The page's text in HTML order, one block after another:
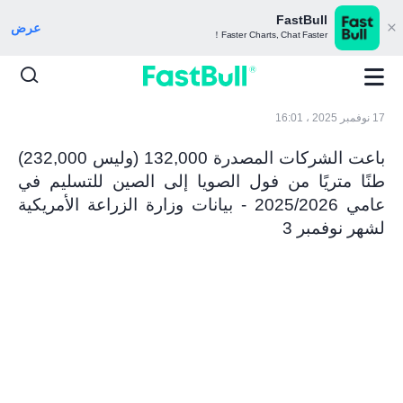
FastBull
Faster Charts, Chat Faster！ عرض
17 نوفمبر 2025 ، 16:01
باعت الشركات المصدرة 132,000 (وليس 232,000)
طنًا متريًا من فول الصويا إلى الصين للتسليم في
عامي 2025/2026 - بيانات وزارة الزراعة الأمريكية
لشهر نوفمبر 3